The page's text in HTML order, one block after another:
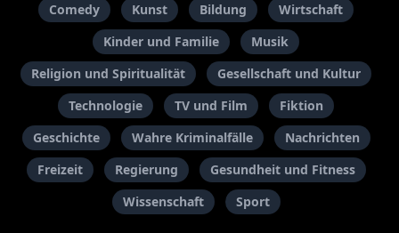
Comedy Kunst Bildung
Wirtschaft
Kinder und Familie
Musik
Religion und Spiritualität
Gesellschaft und Kultur
Technologie
TV und Film
Fiktion
Geschichte
Wahre Kriminalfälle
Nachrichten
Freizeit
Regierung
Gesundheit und Fitness
Wissenschaft
Sport